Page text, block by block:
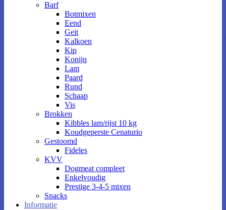
Barf
Botmixen
Eend
Geit
Kalkoen
Kip
Konijn
Lam
Paard
Rund
Schaap
Vis
Brokken
Kibbles lam/rijst 10 kg
Koudgeperste Cenaturio
Gestoomd
Fideles
KVV
Dogmeat compleet
Enkelvoudig
Prestige 3-4-5 mixen
Snacks
Informatie